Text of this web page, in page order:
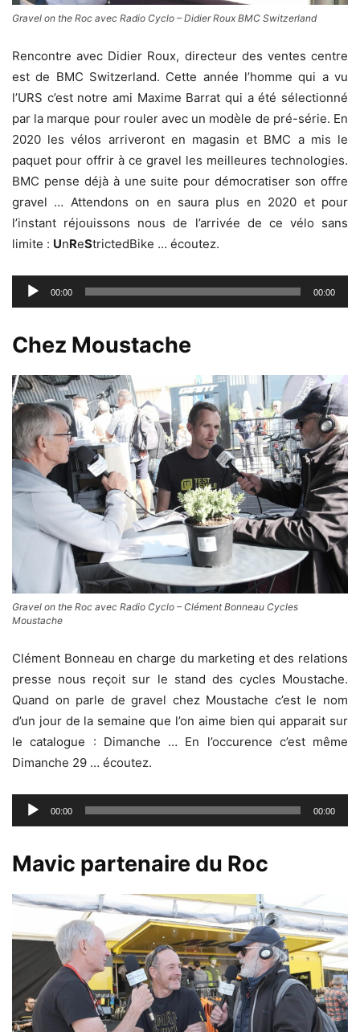
Gravel on the Roc avec Radio Cyclo – Didier Roux BMC Switzerland
Rencontre avec Didier Roux, directeur des ventes centre
est de BMC Switzerland. Cette année l’homme qui a vu
l’URS c’est notre ami Maxime Barrat qui a été sélectionné
par la marque pour rouler avec un modèle de pré-série. En
2020 les vélos arriveront en magasin et BMC a mis le
paquet pour offrir à ce gravel les meilleures technologies.
BMC pense déjà à une suite pour démocratiser son offre
gravel … Attendons on en saura plus en 2020 et pour
l’instant réjouissons nous de l’arrivée de ce vélo sans
limite : UnReStrictedBike … écoutez.
Lecteur
audio
00:00 00:00
Chez Moustache
Gravel on the Roc avec Radio Cyclo – Clément Bonneau Cycles
Moustache
Clément Bonneau en charge du marketing et des relations
presse nous reçoit sur le stand des cycles Moustache.
Quand on parle de gravel chez Moustache c’est le nom
d’un jour de la semaine que l’on aime bien qui apparait sur
le catalogue : Dimanche … En l’occurence c’est même
Dimanche 29 … écoutez.
Lecteur
audio
00:00 00:00
Mavic partenaire du Roc